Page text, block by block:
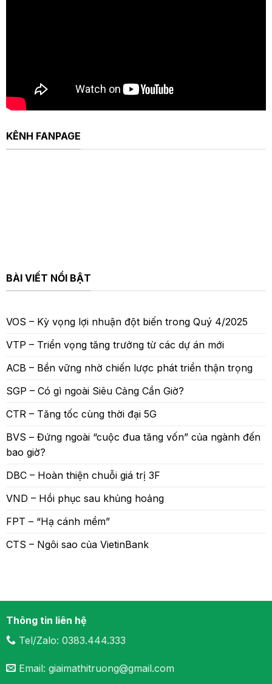
KÊNH FANPAGE
BÀI VIẾT NỔI BẬT
VOS – Kỳ vọng lợi nhuận đột biến trong Quý 4/2025
VTP – Triển vọng tăng trưởng từ các dự án mới
ACB – Bền vững nhờ chiến lược phát triển thận trọng
SGP – Có gì ngoài Siêu Cảng Cần Giờ?
CTR – Tăng tốc cùng thời đại 5G
BVS – Đứng ngoài “cuộc đua tăng vốn” của ngành đến
bao giờ?
DBC – Hoàn thiện chuỗi giá trị 3F
VND – Hồi phục sau khủng hoảng
FPT – “Hạ cánh mềm”
CTS – Ngôi sao của VietinBank
Thông tin liên hệ
Tel/Zalo: 0383.444.333
Email: giaimathitruong@gmail.com